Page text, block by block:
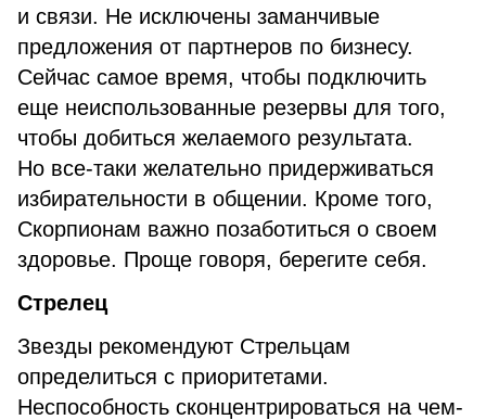
и связи. Не исключены заманчивые
предложения от партнеров по бизнесу.
Сейчас самое время, чтобы подключить
еще неиспользованные резервы для того,
чтобы добиться желаемого результата.
Но все-таки желательно придерживаться
избирательности в общении. Кроме того,
Скорпионам важно позаботиться о своем
здоровье. Проще говоря, берегите себя.
Стрелец
Звезды рекомендуют Стрельцам
определиться с приоритетами.
Неспособность сконцентрироваться на чем-